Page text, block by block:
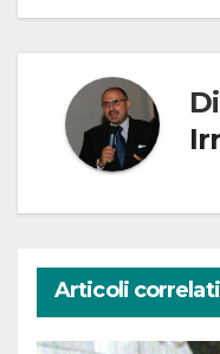
Di
Articoli correlati